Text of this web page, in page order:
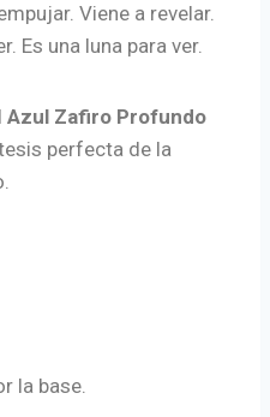
Viene a revelar.
Es una luna para ver.
Azul Zafiro Profundo
perfecta de la
la base.